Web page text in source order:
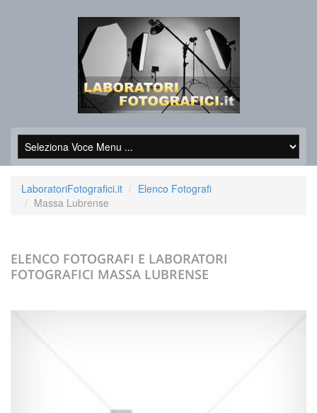
LaboratoriFotografici.it
Elenco Fotografi
Massa Lubrense
ELENCO FOTOGRAFI E LABORATORI
FOTOGRAFICI MASSA LUBRENSE